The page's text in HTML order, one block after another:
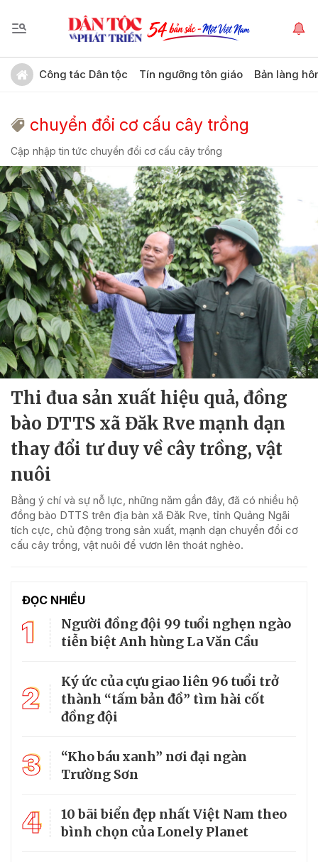
Công tác Dân tộc Tín ngưỡng tôn giáo Bản làng
chuyển đổi cơ cấu cây trồng
Cập nhập tin tức chuyển đổi cơ cấu cây trồng
Thi đua sản xuất hiệu quả, đồng
bào DTTS xã Đăk Rve mạnh dạn
thay đổi tư duy về cây trồng, vật
nuôi
Bằng ý chí và sự nỗ lực, những năm gần đây, đã có nhiều hộ
đồng bào DTTS trên địa bàn xã Đăk Rve, tỉnh Quảng Ngãi
tích cực, chủ động trong sản xuất, mạnh dạn chuyển đổi cơ
cấu cây trồng, vật nuôi để vươn lên thoát nghèo.
ĐỌC NHIỀU
1
Người đồng đội 99 tuổi nghẹn ngào
tiễn biệt Anh hùng La Văn Cầu
2
Ký ức của cựu giao liên 96 tuổi trở
thành “tấm bản đồ” tìm hài cốt
đồng đội
3
“Kho báu xanh” nơi đại ngàn
Trường Sơn
4
10 bãi biển đẹp nhất Việt Nam theo
bình chọn của Lonely Planet